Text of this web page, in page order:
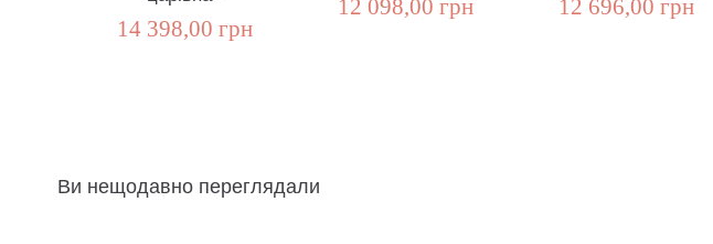
14 398,00 грн
12 098,00 грн 12 696,00 грн
Ви нещодавно переглядали